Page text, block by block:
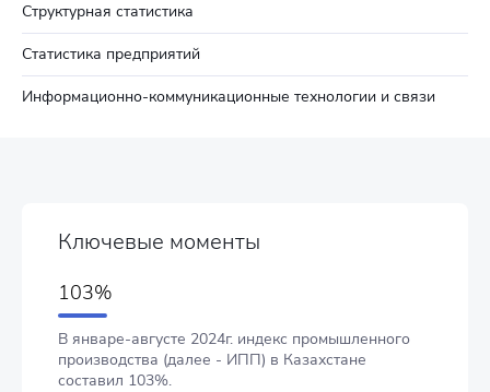
Структурная статистика
Статистика предприятий
Информационно-коммуникационные технологии и связи
Ключевые моменты
103%
В январе-августе 2024г. индекс промышленного
производства (далее - ИПП) в Казахстане
составил 103%.